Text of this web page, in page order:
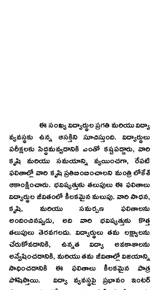
వ్యవస్థకు ఉన్న ఆసక్తిని సూచిస్తుంది. విద్యార్థులు
పరీక్షలకు సిద్ధమవ్వడానికి ఎంతో కష్టపడ్డారు, వారి
కృషి మరియు సమయాన్ని వ్యయించగా, రేపటి
ఫలితాల్లో వారి కృషి ప్రతిబింబించాలని మంత్రి లోకేశ్‌
ఆకాంక్షించారు. భవిష్యత్తుకు తలుపులు ఈ ఫలితాలు
విద్యార్థుల జీవితంలో కీలకమైన మలుపు. వారి సాధన,
కృషి, మరియు సమర్పణ ఫలితాలను
అందించినప్పుడు, అది వారి భవిష్యత్తుకు కొత్త
తలుపులు తెరవగలదు. విద్యార్థులు తమ లక్ష్యాలను
చేరుకోవడానికి, ఉన్నత విద్యా అవకాశాలను
అన్వేషించడానికి, మరియు తమ జీవితాల్లో విజయాన్ని
సాధించడానికి ఈ ఫలితాలు కీలకమైన పాత్ర
పోషిస్తాయి.  విద్యా వ్యవస్థపై ప్రభావం ఇంటర్‌